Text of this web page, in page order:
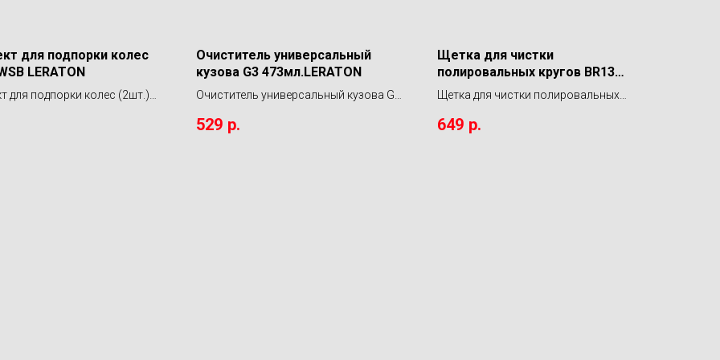
для подпорки колес
LERATON
для подпорки колес (2шт.)
Очиститель универсальный
кузова G3 473мл.LERATON
Очиститель универсальный кузова G3
529 р.
Щетка для чистки
полировальных кругов BR13
LERATON
Щетка для чистки полировальных
649 р.